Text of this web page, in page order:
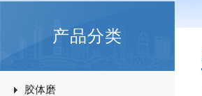
产品分类
胶体磨